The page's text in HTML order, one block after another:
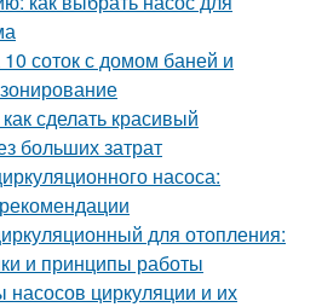
соток с домом баней и
сделать красивый
больших затрат
насоса:
для отопления:
и принципы работы
циркуляции и их